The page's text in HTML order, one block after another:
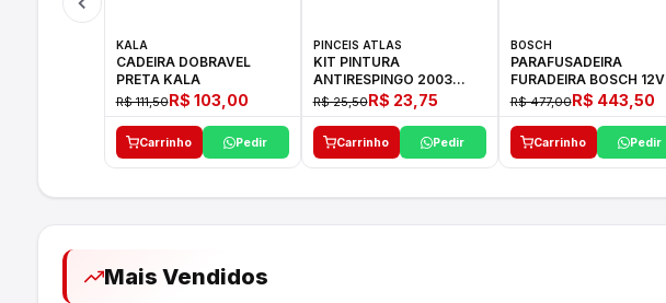
KALA
CADEIRA DOBRAVEL
PRETA KALA
R$ 111,50R$ 103,00
Carrinho Pedir
PINCEIS ATLAS
KIT PINTURA
ANTIRESPINGO 2003
ATLAS 03 PCS
R$ 25,50R$ 23,75
Carrinho Pedir
BOSCH
PARAFUSADEIRA
FURADEIRA BOSCH 12V
GSR 1000 SMART
R$ 477,00R$ 443,50
Carrinho Pedir
Mais Vendidos